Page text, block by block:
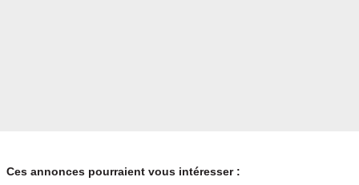
Ces annonces pourraient vous intéresser :